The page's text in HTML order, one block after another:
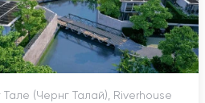
Тале (Чернг Талай), Riverhouse